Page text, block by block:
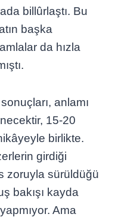
billûrlaştı. Bu
başka
da hızla
anlamı
15-20
birlikte.
girdiği
zoruyla sürüldüğü
bakışı kayda
Ama